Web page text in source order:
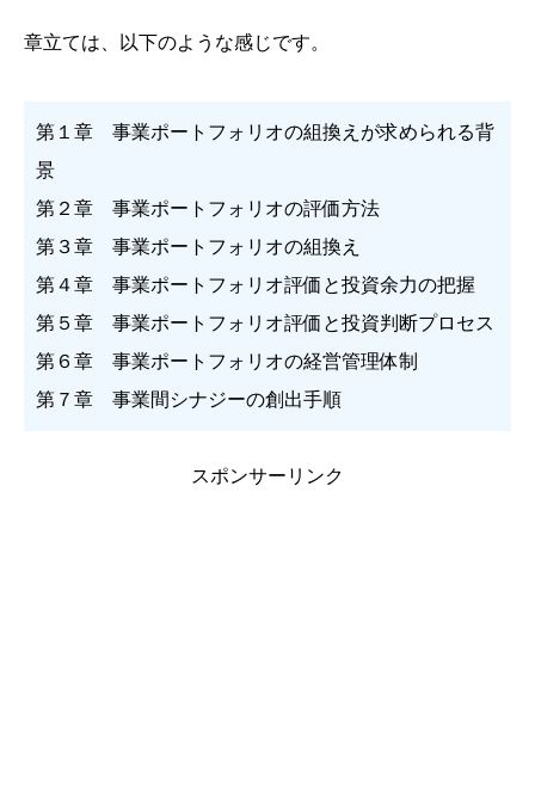
章立ては、以下のような感じです。
第１章 事業ポートフォリオの組換えが求められる背
景
第２章 事業ポートフォリオの評価方法
第３章 事業ポートフォリオの組換え
第４章 事業ポートフォリオ評価と投資余力の把握
第５章 事業ポートフォリオ評価と投資判断プロセス
第６章 事業ポートフォリオの経営管理体制
第７章 事業間シナジーの創出手順
スポンサーリンク